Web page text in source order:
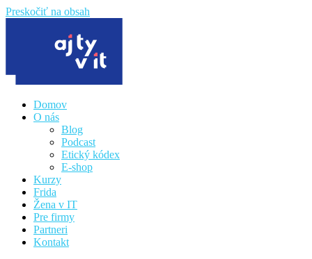
Preskočiť na obsah
Domov
O nás
Blog
Podcast
Etický kódex
E-shop
Kurzy
Frida
Žena v IT
Pre firmy
Partneri
Kontakt